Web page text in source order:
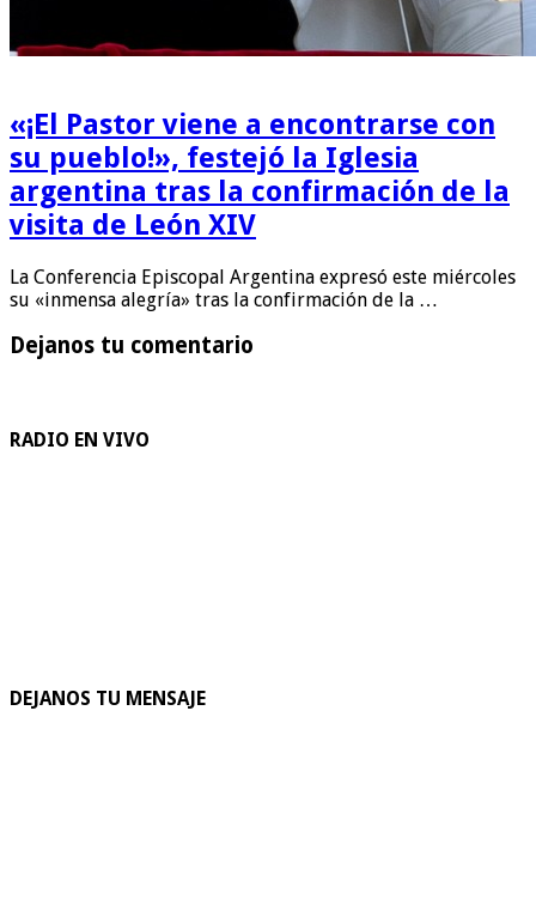
«¡El Pastor viene a encontrarse con
su pueblo!», festejó la Iglesia
argentina tras la confirmación de la
visita de León XIV
La Conferencia Episcopal Argentina expresó este miércoles
su «inmensa alegría» tras la confirmación de la …
Dejanos tu comentario
RADIO EN VIVO
DEJANOS TU MENSAJE